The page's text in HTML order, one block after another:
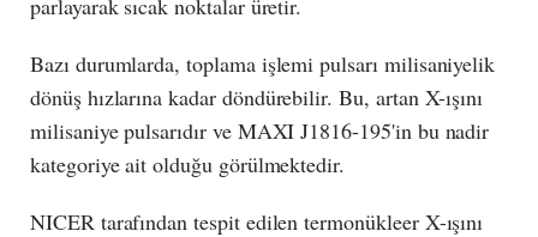
parlayarak sıcak noktalar üretir.
Bazı durumlarda, toplama işlemi pulsarı milisaniyelik
dönüş hızlarına kadar döndürebilir. Bu, artan X-ışını
milisaniye pulsarıdır ve MAXI J1816-195'in bu nadir
kategoriye ait olduğu görülmektedir.
NICER tarafından tespit edilen termonükleer X-ışını